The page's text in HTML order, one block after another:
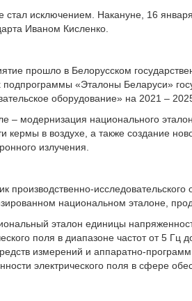
стал исключением. Накануне, 16
Иваном Кисленко.
прошло в Белорусском
подпрограммы «Эталоны Беларуси»
оборудование» на 2021 –
– модернизация национального
кермы в воздухе, а также создание
излучения.
производственно-
национальном эталоне,
эталон единицы
поля в диапазоне частот от 5
измерений и аппаратно-
электрического поля в сфере